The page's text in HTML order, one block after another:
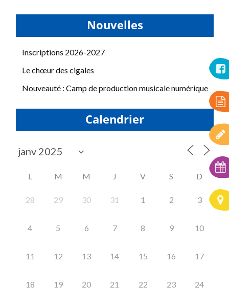
Nouvelles
Inscriptions 2026-2027
Le chœur des cigales
Nouveauté : Camp de production musicale numérique
Calendrier
L M M J V S D
28 29 30 31 1 2 3
4 5 6 7 8 9 10
11 12 13 14 15 16 17
18 19 20 21 22 23 24